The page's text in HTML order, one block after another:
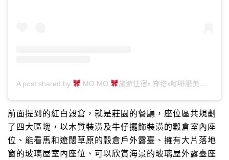
A post shared by MO MO 旅遊住宿x 穿搭x咖啡廳美食 (@duffy_lifediary)
前面提到的紅白穀倉，就是莊園的餐廳，座位區共規劃
了四大區塊，以木質裝潢及牛仔擺飾裝潢的穀倉室內座
位、能看馬和遼闊草原的穀倉戶外露臺、擁有大片落地
窗的玻璃屋室內座位、可以欣賞海景的玻璃屋外露臺座